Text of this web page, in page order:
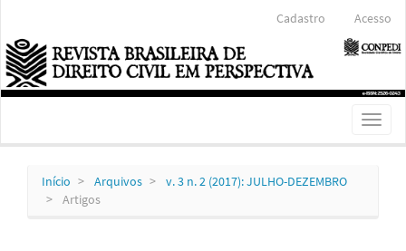
Conteúdo
principal
Barra
Lateral
Cadastro Acesso
Toggle
Início Arquivos
v. 3 n. 2 (2017): JULHO-DEZEMBRO
Artigos